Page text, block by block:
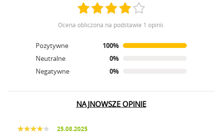
Ocena obliczona na podstawie 1 opinii.
Pozytywne
100%
Neutralne
0%
Negatywne
0%
NAJNOWSZE OPINIE
25.08.2025